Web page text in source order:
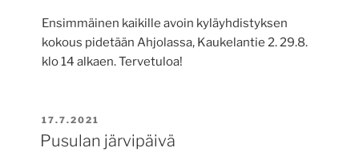
Ensimmäinen kaikille avoin kyläyhdistyksen
kokous pidetään Ahjolassa, Kaukelantie 2. 29.8.
klo 14 alkaen. Tervetuloa!
JULKAISTU
17.7.2021
Pusulan järvipäivä